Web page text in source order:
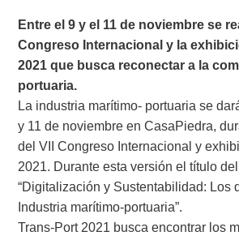
Entre el 9 y el 11 de noviembre se
Congreso Internacional y la
2021 que busca reconectar a la
portuaria.
La industria marítimo- portuaria se
y 11 de noviembre en CasaPiedra,
del VII Congreso Internacional y
2021. Durante esta versión el título
“Digitalización y Sustentabilidad: Los
Industria marítimo-portuaria”.
Trans-Port 2021 busca encontrar los